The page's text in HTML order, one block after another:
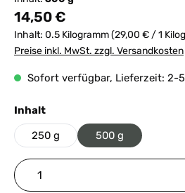
Regulärer Preis:
14,50 €
Inhalt: 0.5 Kilogramm(29,00 € / 1
Preise inkl. MwSt. zzgl. Versandkosten
Sofort verfügbar, Lieferzeit: 2-5
Inhaltauswählen
250 g 500 g
Produkt Anzahl: Gib den